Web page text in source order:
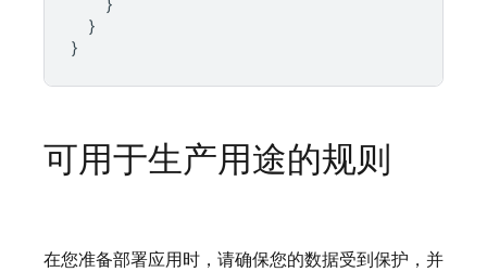
}
}
可用于生产用途的规则
在您准备部署应用时，请确保您的数据受到保护，并